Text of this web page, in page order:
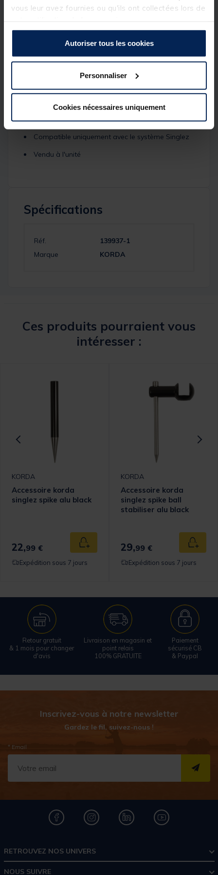
vous leur avez fournies ou qu'ils ont collectées lors de
Autoriser tous les cookies
Personnaliser
Cookies nécessaires uniquement
Très pratique, cette gammeSinglez Korda est
ainsi une gamme complète et répondant à de
nombreux besoins.
Spike Extension (permet de rallonger la pointe qui
Coloris noir
Compatible uniquement avec le système Singlez
Vendu à l'unité
Spécifications
Réf.
139937-1
Marque
KORDA
Ces produits pourraient vous
intéresser :
panier
KORDA
Accessoire korda
singlez spike alu black
22,99 € Ajouter au panier
Expédition sous 7 jours
KORDA
Accessoire korda
singlez spike ball
stabiliser alu black
29,99 €
Expédition sous 7 jours
Retour gratuit
& 1 mois pour changer
d'avis
Livraison en magasin et
point relais
100% GRATUITE
Paiement
sécurisé CB
& Paypal
Inscrivez-vous à notre newsletter
Gardez le fil, suivez-nous !
* Email
RETROUVEZ NOS UNIVERS
NOUS SUIVRE